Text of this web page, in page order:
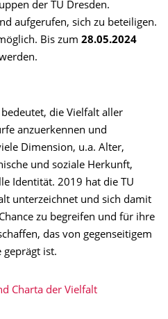
der TU Dresden.
aufgerufen, sich zu beteiligen.
Bis zum 28.05.2024
die Vielfalt aller
anzuerkennen und
Dimension, u.a. Alter,
und soziale Herkunft,
Identität. 2019 hat die TU
unterzeichnet und sich damit
zu begreifen und für ihre
das von gegenseitigem
geprägt ist.
Charta der Vielfalt